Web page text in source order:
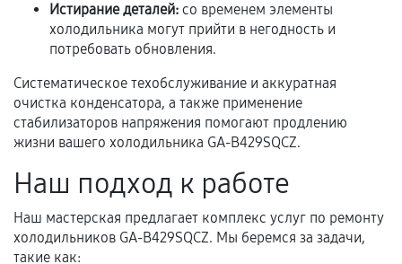
Когда гарантия не действует
Нарушение правил эксплуатации,
механические повреждения, попадание влаги,
перегрев, коррозия.
Самостоятельный ремонт или вмешательство
третьих лиц.
Естественный износ деталей, если иное не
предусмотрено отдельно.
Истирание деталей: со временем элементы
холодильника могут прийти в негодность и
потребовать обновления.
Систематическое техобслуживание и аккуратная
очистка конденсатора, а также применение
стабилизаторов напряжения помогают продлению
жизни вашего холодильника GA-B429SQCZ.
Наш подход к работе
Наш мастерская предлагает комплекс услуг по ремонту
холодильников GA-B429SQCZ. Мы беремся за задачи,
такие как: